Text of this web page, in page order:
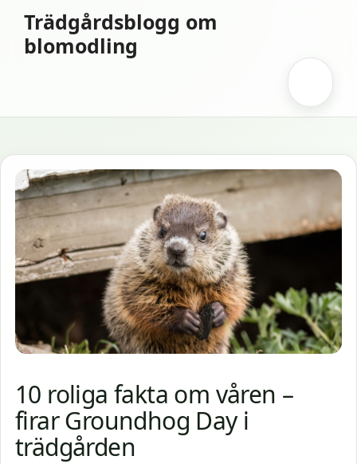
innehåll
Trädgårdsblogg om
blomodling
10 roliga fakta om våren –
firar Groundhog Day i
trädgården